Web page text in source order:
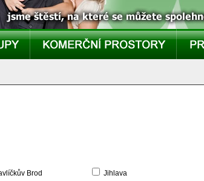
Brod
Jihlava